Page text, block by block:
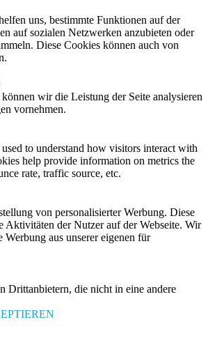
uns, bestimmte Funktionen auf der
auf sozialen Netzwerken anzubieten oder
Diese Cookies können auch von
wir die Leistung der Seite analysieren
vornehmen.
to understand how visitors interact with
help provide information on metrics the
rate, traffic source, etc.
von personalisierter Werbung. Diese
Aktivitäten der Nutzer auf der Webseite. Wir
Werbung aus unserer eigenen für
Drittanbietern, die nicht in eine andere